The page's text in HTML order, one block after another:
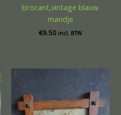
brocant,vintage blauw
mandje
€9.50 incl. BTW